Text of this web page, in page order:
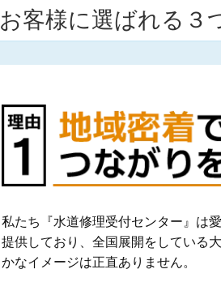
お客様に選ばれる３
私たち『水道修理受付センター』は
提供しており、全国展開をしている
かなイメージは正直ありません。